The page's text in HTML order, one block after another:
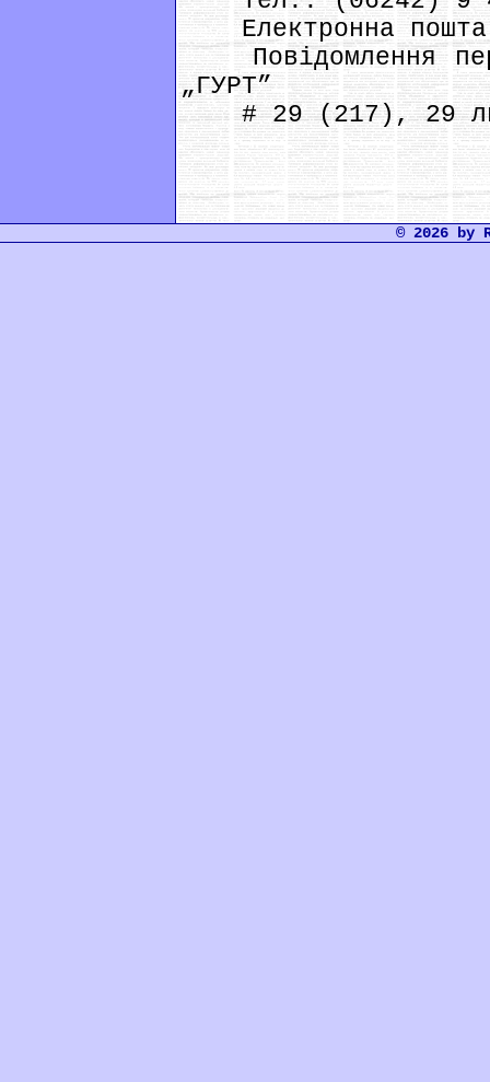
Електронна
Повідомлення
„ГУРТ”
# 29 (217), 29
© 2026 by